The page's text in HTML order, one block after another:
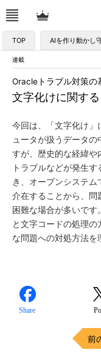
TOP AIを作り動かし
連載
文字化けに関す
Oracleトラブル対策の
今回は、「文字化け」
ュータが扱うデータ
すが、歴史的な経緯や
トラブルなどが発生
き、オープンシステ
介在することから、問
困難な場合が多いで
と文字コードの処理
な問題への対処方法を
Share
前